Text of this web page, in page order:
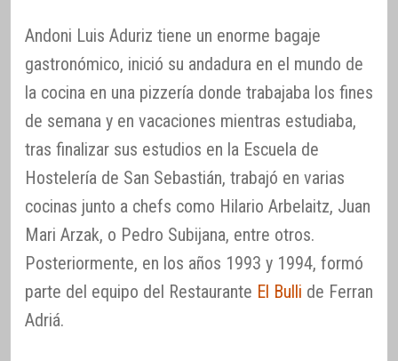
Andoni Luis Aduriz tiene un enorme bagaje
gastronómico, inició su andadura en el mundo de
la cocina en una pizzería donde trabajaba los fines
de semana y en vacaciones mientras estudiaba,
tras finalizar sus estudios en la Escuela de
Hostelería de San Sebastián, trabajó en varias
cocinas junto a chefs como Hilario Arbelaitz, Juan
Mari Arzak, o Pedro Subijana, entre otros.
Posteriormente, en los años 1993 y 1994, formó
parte del equipo del Restaurante El Bulli de Ferran
Adriá.